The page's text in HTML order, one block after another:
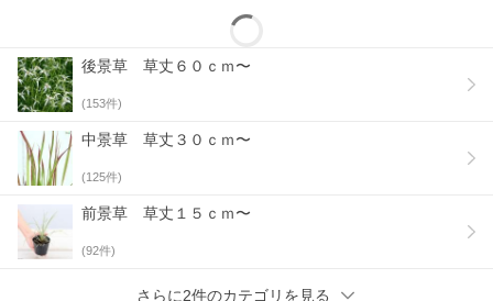
後景草 草丈６０ｃｍ〜
(153件)
中景草 草丈３０ｃｍ〜
(125件)
前景草 草丈１５ｃｍ〜
(92件)
さらに2件のカテゴリを見る